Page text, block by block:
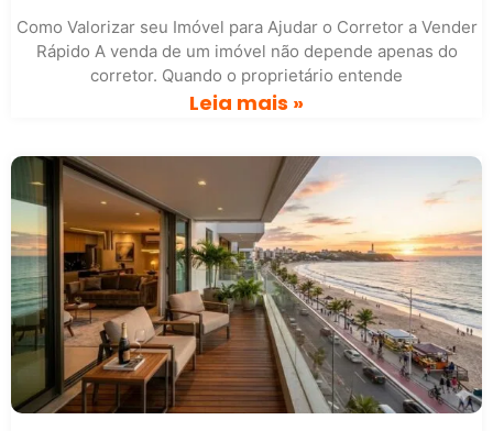
Como Valorizar seu Imóvel para Ajudar o Corretor a Vender
Rápido A venda de um imóvel não depende apenas do
corretor. Quando o proprietário entende
Leia mais »